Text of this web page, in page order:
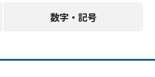
数字・記号